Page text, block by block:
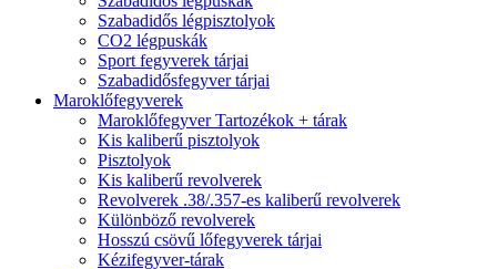
Szabadidős légpisztolyok
CO2 légpuskák
Sport fegyverek tárjai
Szabadidősfegyver tárjai
Maroklőfegyverek
Maroklőfegyver Tartozékok + tárak
Kis kaliberű pisztolyok
Pisztolyok
Kis kaliberű revolverek
Revolverek .38/.357-es kaliberű revolverek
Különböző revolverek
Hosszú csövű lőfegyverek tárjai
Kézifegyver-tárak